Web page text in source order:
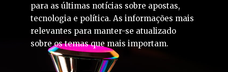
para as últimas notícias sobre apostas,
tecnologia e política. As informações mais
relevantes para manter-se atualizado
sobre os temas que mais importam.